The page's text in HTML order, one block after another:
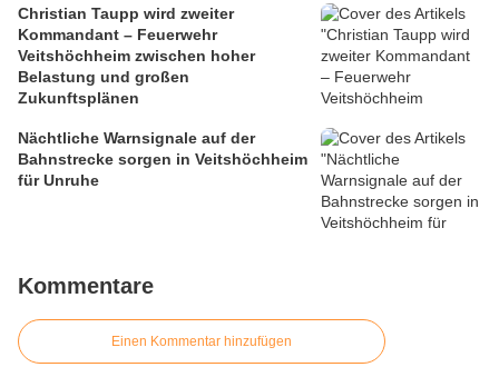
Christian Taupp wird zweiter
Kommandant – Feuerwehr
Veitshöchheim zwischen hoher
Belastung und großen
Zukunftsplänen
Nächtliche Warnsignale auf der
Bahnstrecke sorgen in Veitshöchheim
für Unruhe
Kommentare
Einen Kommentar hinzufügen